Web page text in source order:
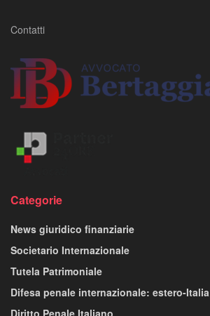
Contatti
Categorie
News giuridico finanziarie
Societario Internazionale
Tutela Patrimoniale
Difesa penale internazionale: estero-Italia
Diritto Penale Italiano